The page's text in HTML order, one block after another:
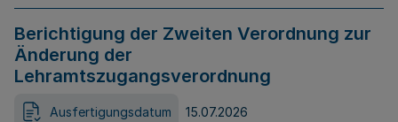
Berichtigung der Zweiten Verordnung zur
Änderung der
Lehramtszugangsverordnung
Ausfertigungsdatum 15.07.2026